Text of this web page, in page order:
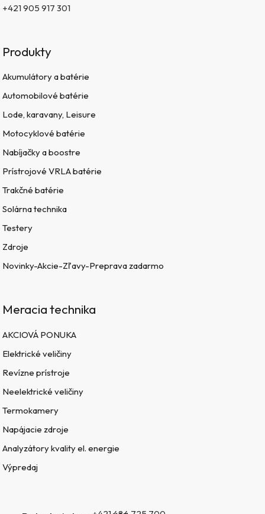
+421 905 917 301
Produkty
Akumulátory a batérie
Automobilové batérie
Lode, karavany, Leisure
Motocyklové batérie
Nabíjačky a boostre
Prístrojové VRLA batérie
Trakčné batérie
Solárna technika
Testery
Zdroje
Novinky-Akcie-Zľavy-Preprava zadarmo
Meracia technika
AKCIOVÁ PONUKA
Elektrické veličiny
Revízne prístroje
Neelektrické veličiny
Termokamery
Napájacie zdroje
Analyzátory kvality el. energie
Výpredaj